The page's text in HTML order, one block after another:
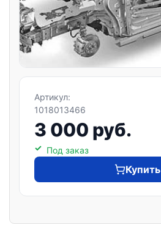
Артикул:
1018013466
3 000 руб.
Под заказ
Купить